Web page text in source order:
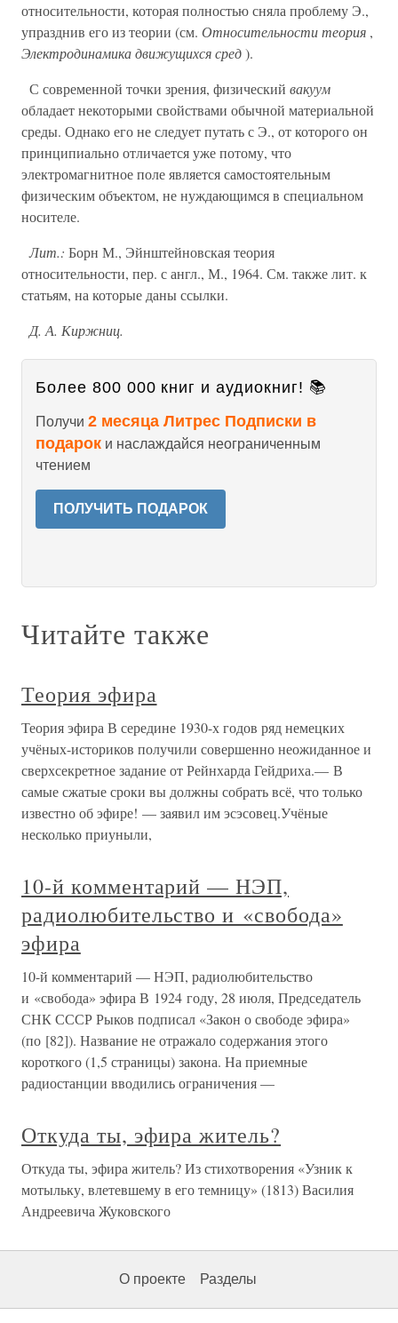
относительности, которая полностью сняла проблему Э.,
упразднив его из теории (см. Относительности теория ,
Электродинамика движущихся сред).
С современной точки зрения, физический вакуум
обладает некоторыми свойствами обычной материальной
среды. Однако его не следует путать с Э., от которого он
принципиально отличается уже потому, что
электромагнитное поле является самостоятельным
физическим объектом, не нуждающимся в специальном
носителе.
Лит.: Борн М., Эйнштейновская теория
относительности, пер. с англ., М., 1964. См. также лит. к
статьям, на которые даны ссылки.
Д. А. Киржниц.
Более 800 000 книг и аудиокниг! 📚
Получи 2 месяца Литрес Подписки в
подарок и наслаждайся неограниченным
чтением
ПОЛУЧИТЬ ПОДАРОК
Читайте также
Теория эфира
Теория эфира В середине 1930-х годов ряд немецких
учёных-историков получили совершенно неожиданное и
сверхсекретное задание от Рейнхарда Гейдриха.— В
самые сжатые сроки вы должны собрать всё, что только
известно об эфире! — заявил им эсэсовец.Учёные
несколько приуныли,
10-й комментарий — НЭП,
радиолюбительство и «свобода»
эфира
10-й комментарий — НЭП, радиолюбительство
и «свобода» эфира В 1924 году, 28 июля, Председатель
СНК СССР Рыков подписал «Закон о свободе эфира»
(по [82]). Название не отражало содержания этого
короткого (1,5 страницы) закона. На приемные
радиостанции вводились ограничения —
Откуда ты, эфира житель?
Откуда ты, эфира житель? Из стихотворения «Узник к
мотыльку, влетевшему в его темницу» (1813) Василия
Андреевича Жуковского
О проекте Разделы